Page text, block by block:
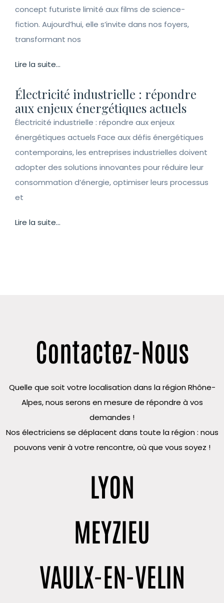
concept futuriste limité aux films de science-
fiction. Aujourd’hui, elle s’invite dans nos foyers,
transformant nos
Lire la suite...
Électricité industrielle : répondre
aux enjeux énergétiques actuels
Électricité industrielle : répondre aux enjeux
énergétiques actuels Face aux défis énergétiques
contemporains, les entreprises industrielles doivent
adopter des solutions innovantes pour réduire leur
consommation d’énergie, optimiser leurs processus
et
Lire la suite...
Contactez-Nous
Quelle que soit votre localisation dans la région Rhône-
Alpes, nous serons en mesure de répondre à vos
demandes !
Nos électriciens se déplacent dans toute la région : nous
pouvons venir à votre rencontre, où que vous soyez !
LYON
MEYZIEU
VAULX-EN-VELIN